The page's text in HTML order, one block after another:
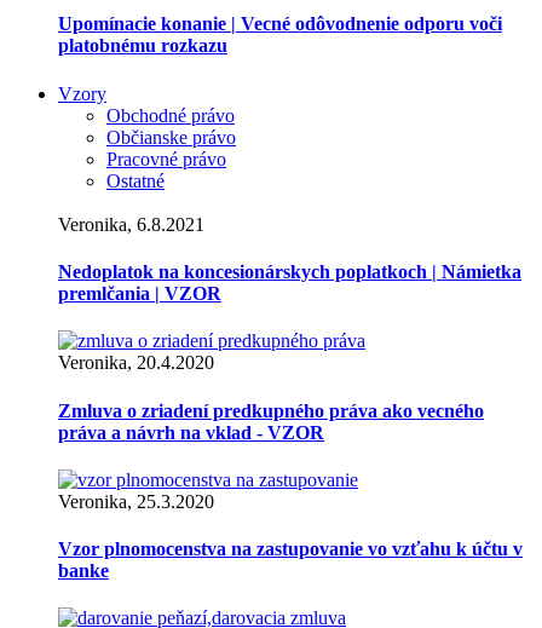
Upomínacie konanie | Vecné odôvodnenie odporu voči
platobnému rozkazu
Vzory
Obchodné právo
Občianske právo
Pracovné právo
Ostatné
Veronika, 6.8.2021
Nedoplatok na koncesionárskych poplatkoch | Námietka
premlčania | VZOR
Veronika, 20.4.2020
Zmluva o zriadení predkupného práva ako vecného
práva a návrh na vklad - VZOR
Veronika, 25.3.2020
Vzor plnomocenstva na zastupovanie vo vzťahu k účtu v
banke